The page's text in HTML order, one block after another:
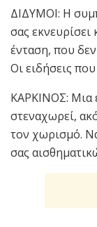
ΔΙΔΥΜΟΙ: Η
σας
ένταση, που
Οι ειδήσεις
ΚΑΡΚΙΝΟΣ: Μια
στεναχωρεί,
τον χωρισμό.
σας